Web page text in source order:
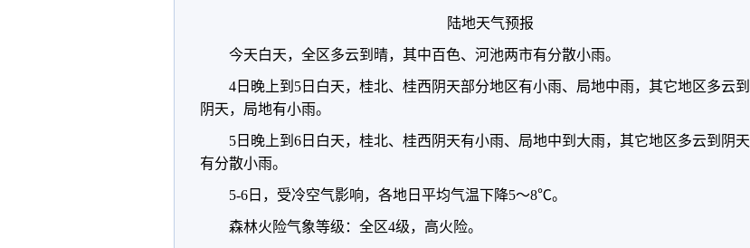
陆地天气预报
今天白天，全区多云到晴，其中百色、河池两市有分散小雨。
4日晚上到5日白天，桂北、桂西阴天部分地区有小雨、局地中雨，其它地区多云到
阴天，局地有小雨。
5日晚上到6日白天，桂北、桂西阴天有小雨、局地中到大雨，其它地区多云到阴天
有分散小雨。
5-6日，受冷空气影响，各地日平均气温下降5～8℃。
森林火险气象等级：全区4级，高火险。